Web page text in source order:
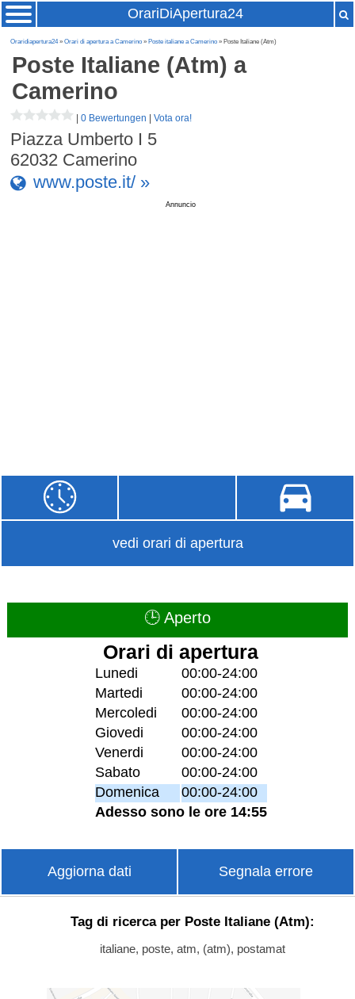
OrariDiApertura24
Oraridiapertura24»Orari di apertura a Camerino » Poste italiane a Camerino » Poste Italiane (Atm)
Poste Italiane (Atm) a
Camerino
|0 Bewertungen |Vota ora!
Piazza Umberto I 5
62032 Camerino
www.poste.it/ »
Annuncio
vedi orari di apertura
🕒 Aperto
Orari di apertura
Lunedi
00:00-24:00
Martedi
00:00-24:00
Mercoledi
00:00-24:00
Giovedi
00:00-24:00
Venerdi
00:00-24:00
Sabato
00:00-24:00
Domenica
00:00-24:00
Adesso sono le ore 14:55
Aggiorna dati Segnala errore
Tag di ricerca per Poste Italiane (Atm):
italiane, poste, atm, (atm), postamat